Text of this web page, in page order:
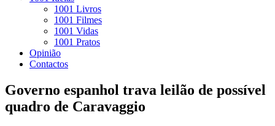
1001 Livros
1001 Filmes
1001 Vidas
1001 Pratos
Opinião
Contactos
Governo espanhol trava leilão de possível
quadro de Caravaggio